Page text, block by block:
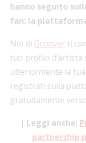
hanno seguito
fan: la
Noi di Groover ti
tuo profilo d’artista
ulteriormente la
registrati sulla
gratuitamente
| Leggi anche:
partnership